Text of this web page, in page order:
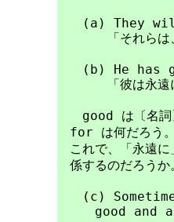
(a) They will
「それらは、い
(b) He has
「彼は永遠に
good は〔名詞〕
for は何だろう
これで、「永遠
係するのだろうか
(c)
good and all.（